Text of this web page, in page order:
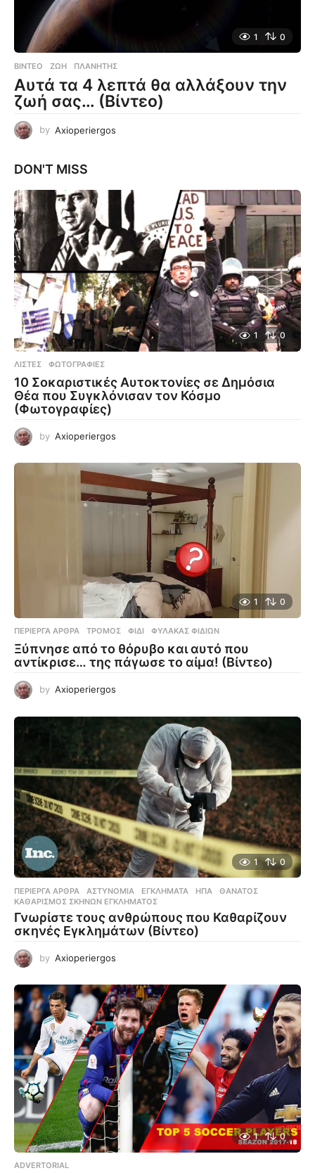
1 0
ΒΊΝΤΕΟ ΖΩΉ ,ΠΛΑΝΉΤΗΣ
Αυτά τα 4 λεπτά θα αλλάξουν την
ζωή σας… (Βίντεο)
by Axioperiergos
DON'T MISS
1 0
ΛΊΣΤΕΣ ,ΦΩΤΟΓΡΑΦΊΕΣ
10 Σοκαριστικές Αυτοκτονίες σε Δημόσια
Θέα που Συγκλόνισαν τον Κόσμο
(Φωτογραφίες)
by Axioperiergos
1 0
ΠΕΡΊΕΡΓΑ ΆΡΘΡΑ ΤΡΌΜΟΣ ,ΦΊΔΙ ,ΦΎΛΑΚΑΣ ΦΙΔΙΏΝ
Ξύπνησε από το θόρυβο και αυτό που
αντίκρισε… της πάγωσε το αίμα! (Βίντεο)
by Axioperiergos
1 0
ΠΕΡΊΕΡΓΑ ΆΡΘΡΑ ΑΣΤΥΝΟΜΊΑ ,ΕΓΚΛΉΜΑΤΑ ,ΗΠΑ ,ΘΆΝΑΤΟΣ
ΚΑΘΑΡΙΣΜΌΣ ΣΚΗΝΏΝ ΕΓΚΛΉΜΑΤΟΣ
Γνωρίστε τους ανθρώπους που Καθαρίζουν
σκηνές Εγκλημάτων (Βίντεο)
by Axioperiergos
1 0
ADVERTORIAL